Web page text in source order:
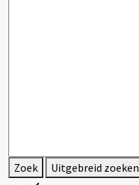
Zoek Uitgebreid zoeken